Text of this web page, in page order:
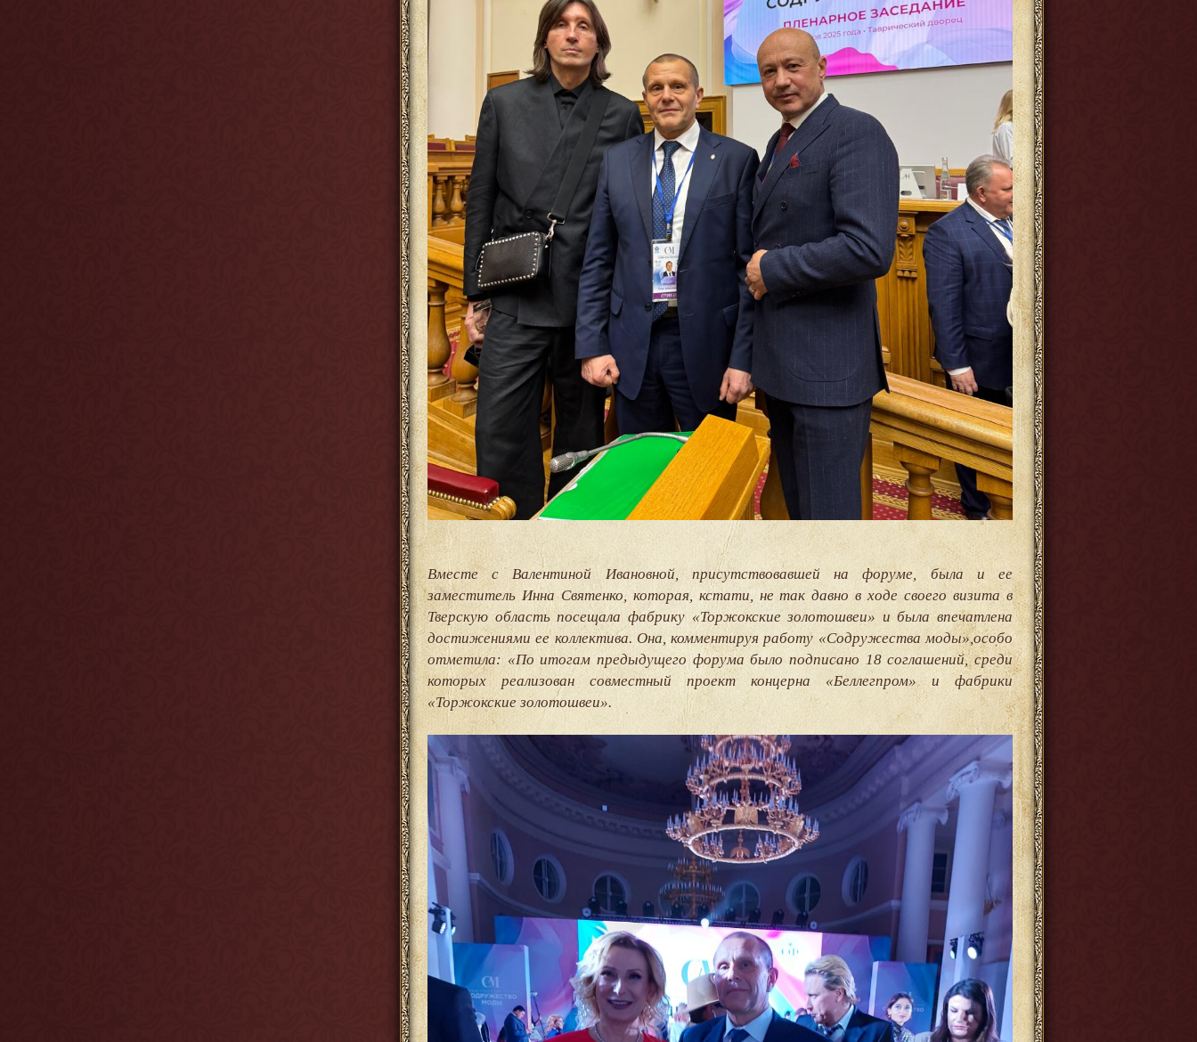
Вместе с Валентиной Ивановной, присутствовавшей на форуме, была и ее
заместитель Инна Святенко, которая, кстати, не так давно в ходе своего визита в
Тверскую область посещала фабрику «Торжокские золотошвеи» и была впечатлена
достижениями ее коллектива. Она, комментируя работу «Содружества моды»,особо
отметила: «По итогам предыдущего форума было подписано 18 соглашений, среди
которых реализован совместный проект концерна «Беллегпром» и фабрики
«Торжокские золотошвеи».